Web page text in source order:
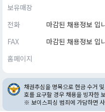
보유매장
전화
마감된 채용정보 입
FAX
마감된 채용정보 입
홈페이지
채권추심을 명목으로 현금 수거
호를 요구할 경우 채용을 빙자한
※ 보이스피싱 범죄에 가담하면